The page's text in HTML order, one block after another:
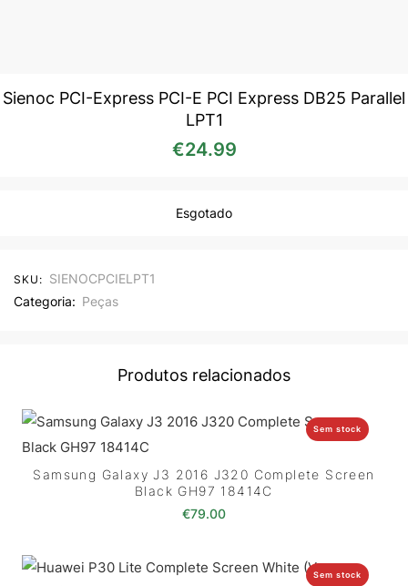
Sienoc PCI-Express PCI-E PCI Express DB25 Parallel
LPT1
€24.99
Esgotado
SKU: SIENOCPCIELPT1
Categoria: Peças
Produtos relacionados
Sem stock
Samsung Galaxy J3 2016 J320 Complete Screen
Black GH97 18414C
€79.00
Sem stock